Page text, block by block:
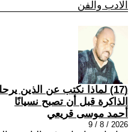
الادب والفن
(17) لماذا نكتب عن الذين
الذاكرة قبل أن تصبح نسيانًا
أحمد موسى قريعي
2026 / 8 / 9